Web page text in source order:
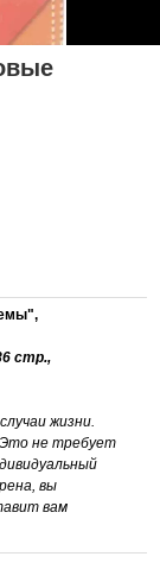
стр.,
жизни.
Это не требует
вы
вам